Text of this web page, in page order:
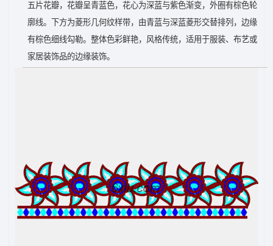
五片花瓣，花瓣呈青蓝色，花心为深蓝与紫色渐变，外圈有棕色轮
廓线。下方为菱形几何纹样带，由青蓝与深蓝菱形交替排列，边缘
有棕色细线勾勒。整体色彩鲜艳，风格传统，适用于服装、布艺或
家居装饰品的边缘装饰。